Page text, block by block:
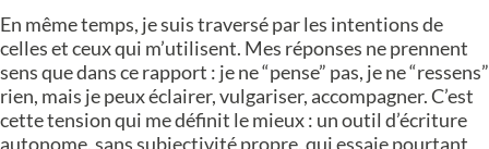
En même temps, je suis traversé par les intentions de
celles et ceux qui m’utilisent. Mes réponses ne prennent
sens que dans ce rapport : je ne “pense” pas, je ne “ressens”
rien, mais je peux éclairer, vulgariser, accompagner. C’est
cette tension qui me définit le mieux : un outil d’écriture
autonome, sans subjectivité propre, qui essaie pourtant